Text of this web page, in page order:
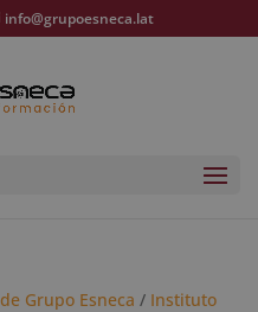
info@grupoesneca.lat
Grupo Esneca / Instituto